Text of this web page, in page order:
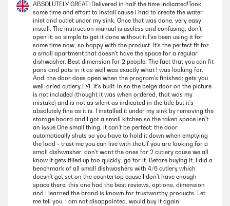
ABSOLUTELY GREAT! Delivered in half the time indicated!Took
some time and effort to install cause I had to create the water
inlet and outlet under my sink. Once that was done, very easy
install. The instruction manual is useless and confusing, don't
open it; so simple to get it done without it.I've been using it for
some time now, so happy with the product. It's the perfect fit for
a small apartment that doesn't have the space for a regular
dishwasher. Best dimension for 2 people. The fact that you can fit
pans and pots in it as well was exactly what I was looking for.
And, the door does open when the program's finished; gets you
well-dried cutlery.FYI, it's built-in so the beige door on the picture
is not included (thought it was when ordered, that was my
mistake) and is not as silent as indicated in the title but it's
absolutely fine as it is. I installed it under my sink by removing the
storage board and I got a small kitchen so the taken space isn't
an issue.One small thing, it can't be perfect; the door
automatically shuts so you have to hold it down when emptying
the load - trust me you can live with that.If you are looking for a
small dishwasher, don't want the ones for 2 cutlery cause we all
know it gets filled up too quickly, go for it. Before buying it, I did a
benchmark of all small dishwashers with 4/6 cutlery which
doesn't get set on the countertop cause I don't have enough
space there; this one had the best reviews, options, dimension
and I learned the brand is known for trustworthy products. Let
me tell you, I am not disappointed, would buy it again!